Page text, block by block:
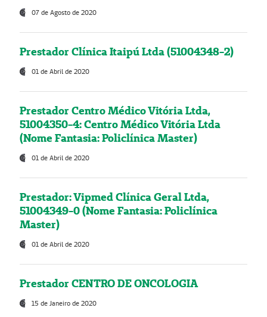
07 de Agosto de 2020
Prestador Clínica Itaipú Ltda (51004348-2)
01 de Abril de 2020
Prestador Centro Médico Vitória Ltda,
51004350-4: Centro Médico Vitória Ltda
(Nome Fantasia: Policlínica Master)
01 de Abril de 2020
Prestador: Vipmed Clínica Geral Ltda,
51004349-0 (Nome Fantasia: Policlínica
Master)
01 de Abril de 2020
Prestador CENTRO DE ONCOLOGIA
15 de Janeiro de 2020